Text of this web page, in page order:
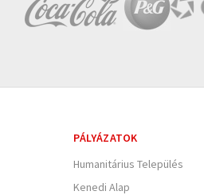
PÁLYÁZATOK
Humanitárius Település
Kenedi Alap